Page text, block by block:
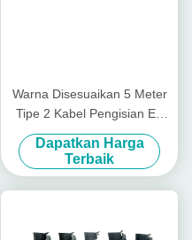
Warna Disesuaikan 5 Meter
Tipe 2 Kabel Pengisian EV
32A Tingkat Perlindungan
IP67
Dapatkan Harga
Terbaik